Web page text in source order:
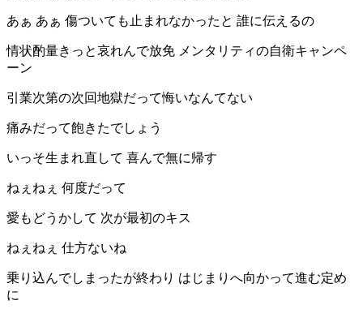
あぁ あぁ 傷ついても止まれなかったと 誰に伝えるの
情状酌量きっと哀れんで放免 メンタリティの自衛キャンペ
ーン
引業次第の次回地獄だって悔いなんてない
痛みだって飽きたでしょう
いっそ生まれ直して 喜んで無に帰す
ねぇねぇ 何度だって
愛もどうかして 次が最初のキス
ねぇねぇ 仕方ないね
乗り込んでしまったが終わり はじまりへ向かって進む定め
に